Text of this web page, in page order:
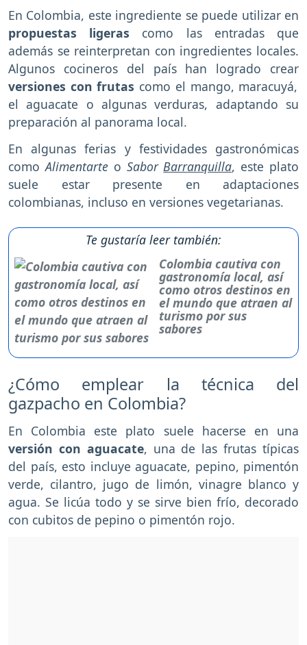
En Colombia, este ingrediente se puede utilizar en
propuestas ligeras como las entradas que
además se reinterpretan con ingredientes locales.
Algunos cocineros del país han logrado crear
versiones con frutas como el mango, maracuyá,
el aguacate o algunas verduras, adaptando su
preparación al panorama local.
En algunas ferias y festividades gastronómicas
comoAlimentarte o SaborBarranquilla, este plato
suele estar presente en adaptaciones
colombianas, incluso en versiones vegetarianas.
Te gustaría leer también:
Colombia cautiva con
gastronomía local, así
como otros destinos en
el mundo que atraen al
turismo por sus
sabores
¿Cómo emplear la técnica del
gazpacho en Colombia?
En Colombia este plato suele hacerse en una
versión con aguacate, una de las frutas típicas
del país, esto incluye aguacate, pepino, pimentón
verde, cilantro, jugo de limón, vinagre blanco y
agua. Se licúa todo y se sirve bien frío, decorado
con cubitos de pepino o pimentón rojo.